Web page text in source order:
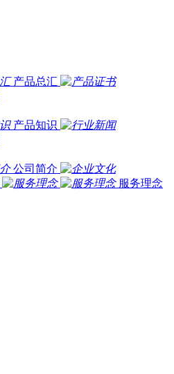
产品总汇
产品知识
公司简介
服务理念